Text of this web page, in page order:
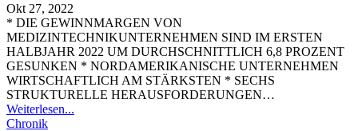
Okt 27, 2022
* DIE GEWINNMARGEN VON
MEDIZINTECHNIKUNTERNEHMEN SIND IM ERSTEN
HALBJAHR 2022 UM DURCHSCHNITTLICH 6,8 PROZENT
GESUNKEN * NORDAMERIKANISCHE UNTERNEHMEN
WIRTSCHAFTLICH AM STÄRKSTEN * SECHS
STRUKTURELLE HERAUSFORDERUNGEN…
Weiterlesen...
Chronik